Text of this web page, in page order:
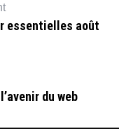
essentielles août
du web